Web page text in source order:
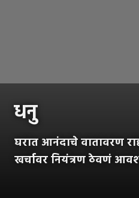
धनु
घरात आनंदाचे वातावरण
खर्चावर नियंत्रण ठेवणं